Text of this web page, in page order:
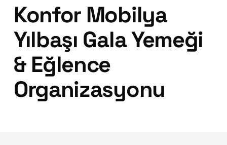
Konfor Mobilya
Yılbaşı Gala Yemeği
& Eğlence
Organizasyonu